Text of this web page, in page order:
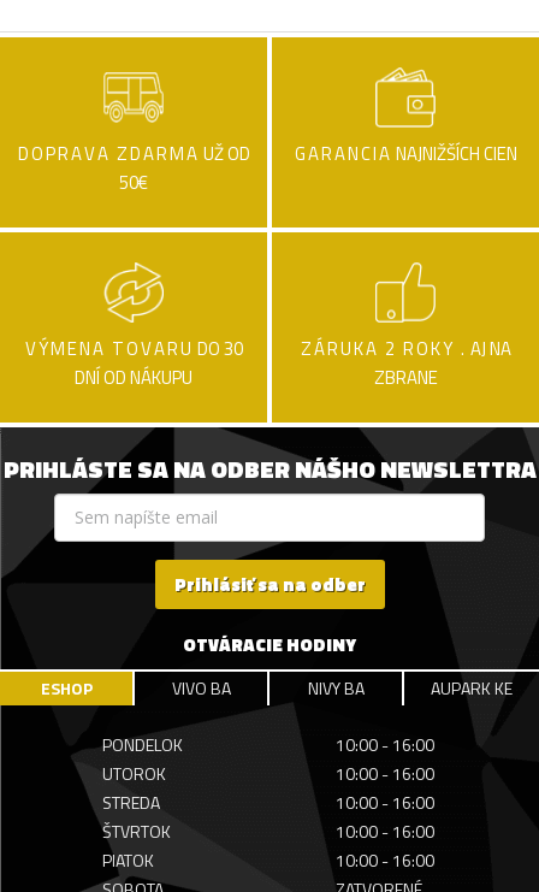
DOPRAVA ZDARMA UŽ OD
50€
GARANCIA NAJNIŽŠÍCH CIEN
VÝMENA TOVARU DO 30
DNÍ OD NÁKUPU
ZÁRUKA 2 ROKY . AJ NA
ZBRANE
PRIHLÁSTE SA NA ODBER NÁŠHO NEWSLETTRA
Prihlásiť sa na odber
OTVÁRACIE HODINY
ESHOP VIVO BA NIVY BA AUPARK KE
PONDELOK
10:00 - 16:00
UTOROK
10:00 - 16:00
STREDA
10:00 - 16:00
ŠTVRTOK
10:00 - 16:00
PIATOK
10:00 - 16:00